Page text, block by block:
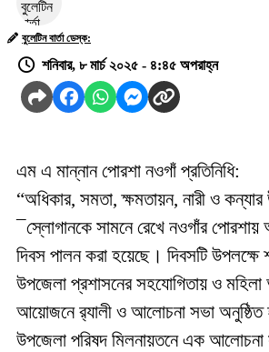
বুলেটিন বার্তা ডেস্ক:
শনিবার, ৮ মার্চ ২০২৫ - ৪:৪৫ অপরাহ্ন
এম এ মান্নান পোরশা নওগাঁ প্রতিনিধি:
“অধিকার, সমতা, ক্ষমতায়ন, নারী ও
¯স্লোগানকে সামনে রেখে নওগাঁর পোরশায়
দিবস পালন করা হয়েছে। দিবসটি উপলক্ষে
উপজেলা প্রশাসনের সহযোগিতায় ও মহিলা
আয়োজনে র‌্যালী ও আলোচনা সভা অনুষ্ঠিত
উপজেলা পরিষদ মিলনায়তনে এক আলোচনা